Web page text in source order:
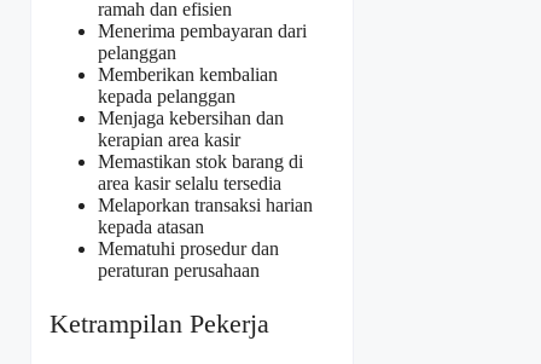
ramah dan efisien
Menerima pembayaran dari
pelanggan
Memberikan kembalian
kepada pelanggan
Menjaga kebersihan dan
kerapian area kasir
Memastikan stok barang di
area kasir selalu tersedia
Melaporkan transaksi harian
kepada atasan
Mematuhi prosedur dan
peraturan perusahaan
Ketrampilan Pekerja